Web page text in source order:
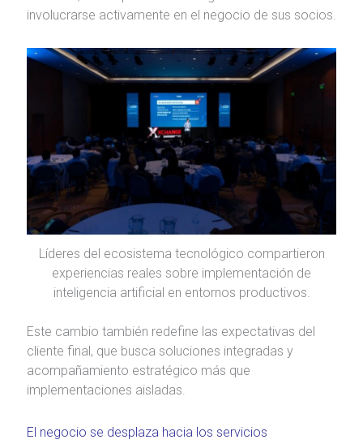
involucrarse activamente en el negocio de sus socios.
Líderes del ecosistema tecnológico compartieron
experiencias reales sobre implementación de
inteligencia artificial en entornos productivos.
Este cambio también redefine las expectativas del
cliente final, que busca soluciones integradas y
acompañamiento estratégico más que
implementaciones aisladas.
El negocio se desplaza hacia los servicios